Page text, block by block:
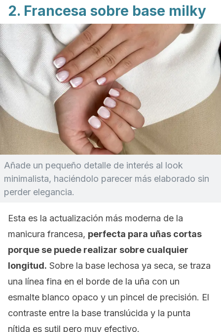
2. Francesa sobre base milky
Añade un pequeño detalle de interés al look
minimalista, haciéndolo parecer más elaborado sin
perder elegancia.
Esta es la actualización más moderna de la
manicura francesa, perfecta para uñas cortas
porque se puede realizar sobre cualquier
longitud. Sobre la base lechosa ya seca, se traza
una línea fina en el borde de la uña con un
esmalte blanco opaco y un pincel de precisión. El
contraste entre la base translúcida y la punta
nítida es sutil pero muy efectivo.